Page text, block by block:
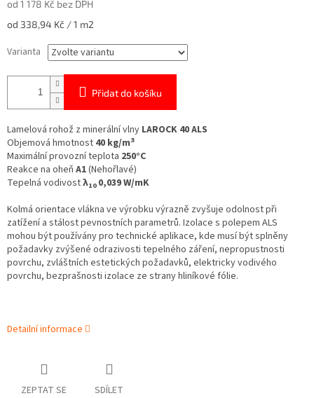
od 1 178 Kč bez DPH
Měrná
od 338,94 Kč / 1 m2
Varianta
Přidat do košíku
Lamelová rohož z minerální vlny LAROCK 40 ALS
Objemová hmotnost 40 kg/m3
Maximální provozní teplota 250°C
Reakce na oheň A1(Nehořlavé)
Tepelná vodivostλ10 0,039 W/mK
Kolmá orientace vlákna ve výrobku výrazně zvyšuje odolnost při
zatížení a stálost pevnostních parametrů. Izolace s polepem ALS
mohou být používány pro technické aplikace, kde musí být splněny
požadavky zvýšené odrazivosti tepelného záření, nepropustnosti
povrchu, zvláštních estetických požadavků, elektricky vodivého
povrchu, bezprašnosti izolace ze strany hliníkové fólie.
Detailní informace
ZEPTAT SE SDÍLET